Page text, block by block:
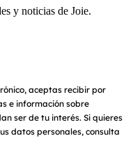
y noticias de Joie.
aceptas recibir por
e información sobre
ser de tu interés. Si quieres
datos personales, consulta